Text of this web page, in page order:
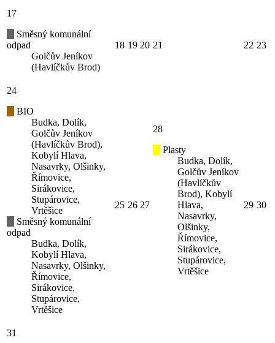
17
Směsný komunální
odpad
Golčův Jeníkov
(Havlíčkův Brod)
18 19 20 21 22 23
24
BIO
Budka, Dolík,
Golčův Jeníkov
(Havlíčkův Brod),
Kobylí Hlava,
Nasavrky, Olšinky,
Římovice,
Sirákovice,
Stupárovice,
Vrtěšice
Směsný komunální
odpad
Budka, Dolík,
Kobylí Hlava,
Nasavrky, Olšinky,
Římovice,
Sirákovice,
Stupárovice,
Vrtěšice
25 26 27
28
Plasty
Budka, Dolík,
Golčův Jeníkov
(Havlíčkův
Brod), Kobylí
Hlava,
Nasavrky,
Olšinky,
Římovice,
Sirákovice,
Stupárovice,
Vrtěšice
29 30
31